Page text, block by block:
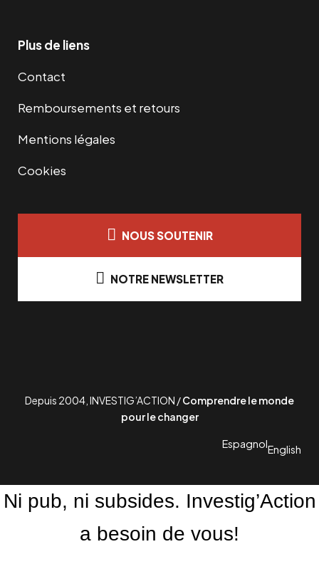
Plus de liens
Contact
Remboursements et retours
Mentions légales
Cookies
NOUS SOUTENIR
NOTRE NEWSLETTER
Depuis 2004, INVESTIG’ACTION /Comprendre le monde
pour le changer
EspagnolEnglish
Ni pub, ni subsides. Investig’Action
a besoin de vous!